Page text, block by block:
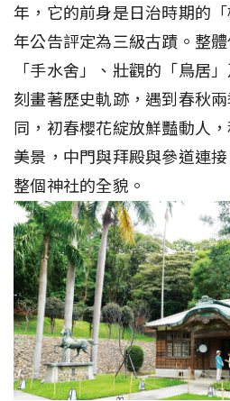
年，它的前身是日治時期的
年公告評定為三級古蹟。整
「手水舍」、壯觀的「鳥居
刻畫著歷史軌跡，遇到春秋
同，初春櫻花綻放鮮豔動人
美景，中門與拜殿與參道連
整個神社的全貌。